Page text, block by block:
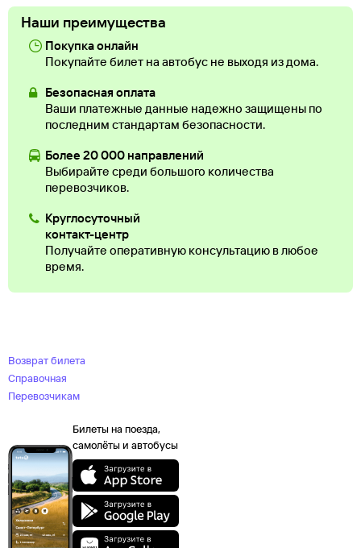
Наши преимущества
Покупка онлайн
Покупайте билет на автобус не выходя из дома.
Безопасная оплата
Ваши платежные данные надежно защищены по
последним стандартам безопасности.
Более 20 000 направлений
Выбирайте среди большого количества
перевозчиков.
Круглосуточный
контакт-центр
Получайте оперативную консультацию в любое
время.
Возврат билета
Справочная
Перевозчикам
Билеты на поезда,
самолёты и автобусы